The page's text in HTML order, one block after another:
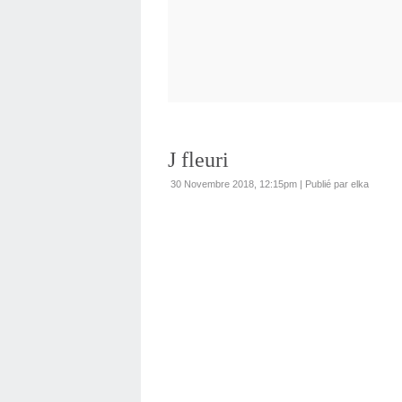
J fleuri
30 Novembre 2018, 12:15pm | Publié par elka